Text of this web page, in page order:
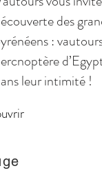
des
: vautours
leur intimité !